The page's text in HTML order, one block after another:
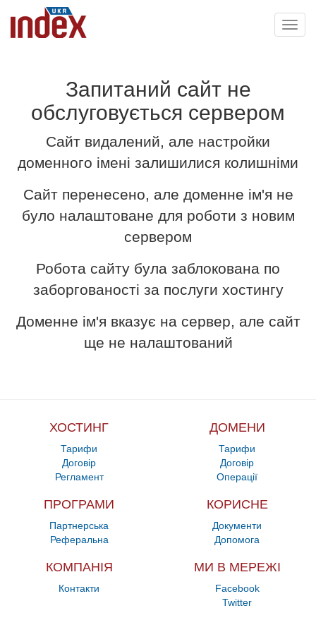
Запитаний сайт не
обслуговується сервером
Сайт видалений, але настройки
доменного імені залишилися колишніми
Сайт перенесено, але доменне ім'я не
було налаштоване для роботи з новим
сервером
Робота сайту була заблокована по
заборгованості за послуги хостингу
Доменне ім'я вказує на сервер, але сайт
ще не налаштований
ХОСТИНГ
Тарифи
Договір
Регламент
ДОМЕНИ
Тарифи
Договір
Операції
ПРОГРАМИ
Партнерська
Реферальна
КОРИСНЕ
Документи
Допомога
КОМПАНІЯ
Контакти
МИ В МЕРЕЖІ
Facebook
Twitter